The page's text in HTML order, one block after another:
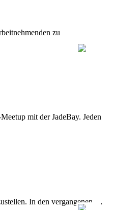
zu
mit der JadeBay. Jeden
In den vergangenen …